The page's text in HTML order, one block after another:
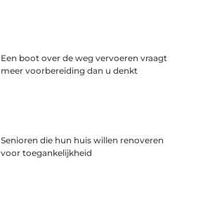
Een boot over de weg vervoeren vraagt
meer voorbereiding dan u denkt
Senioren die hun huis willen renoveren
voor toegankelijkheid